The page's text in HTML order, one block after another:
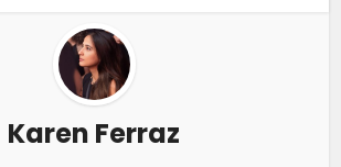
Karen Ferraz